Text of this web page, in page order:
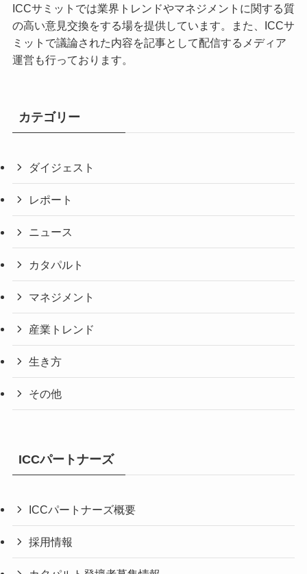
ICCサミットでは業界トレンドやマネジメントに関する質
の高い意見交換をする場を提供しています。また、ICCサ
ミットで議論された内容を記事として配信するメディア
運営も行っております。
カテゴリー
ダイジェスト
レポート
ニュース
カタパルト
マネジメント
産業トレンド
生き方
その他
ICCパートナーズ
ICCパートナーズ概要
採用情報